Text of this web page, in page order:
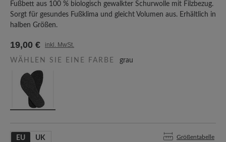
Fußbett aus 100 % biologisch gewalkter Schurwolle mit Filzbezug.
Sorgt für gesundes Fußklima und gleicht Volumen aus. Erhältlich in
halben Größen.
19,00 € inkl. MwSt.
WÄHLEN SIE EINE FARBE grau
EU UK Größentabelle